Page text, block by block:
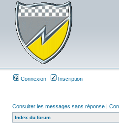
Connexion Inscription
Consulter les messages sans réponse |
Index du forum